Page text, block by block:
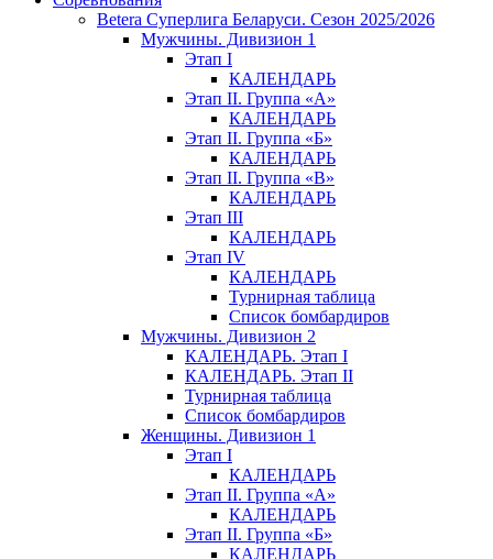
Betera Суперлига Беларуси. Сезон 2025/2026
Мужчины. Дивизион 1
Этап I
КАЛЕНДАРЬ
Этап II. Группа «А»
КАЛЕНДАРЬ
Этап II. Группа «Б»
КАЛЕНДАРЬ
Этап II. Группа «В»
КАЛЕНДАРЬ
Этап III
КАЛЕНДАРЬ
Этап IV
КАЛЕНДАРЬ
Турнирная таблица
Список бомбардиров
Мужчины. Дивизион 2
КАЛЕНДАРЬ. Этап I
КАЛЕНДАРЬ. Этап II
Турнирная таблица
Список бомбардиров
Женщины. Дивизион 1
Этап I
КАЛЕНДАРЬ
Этап II. Группа «А»
КАЛЕНДАРЬ
Этап II. Группа «Б»
КАЛЕНДАРЬ